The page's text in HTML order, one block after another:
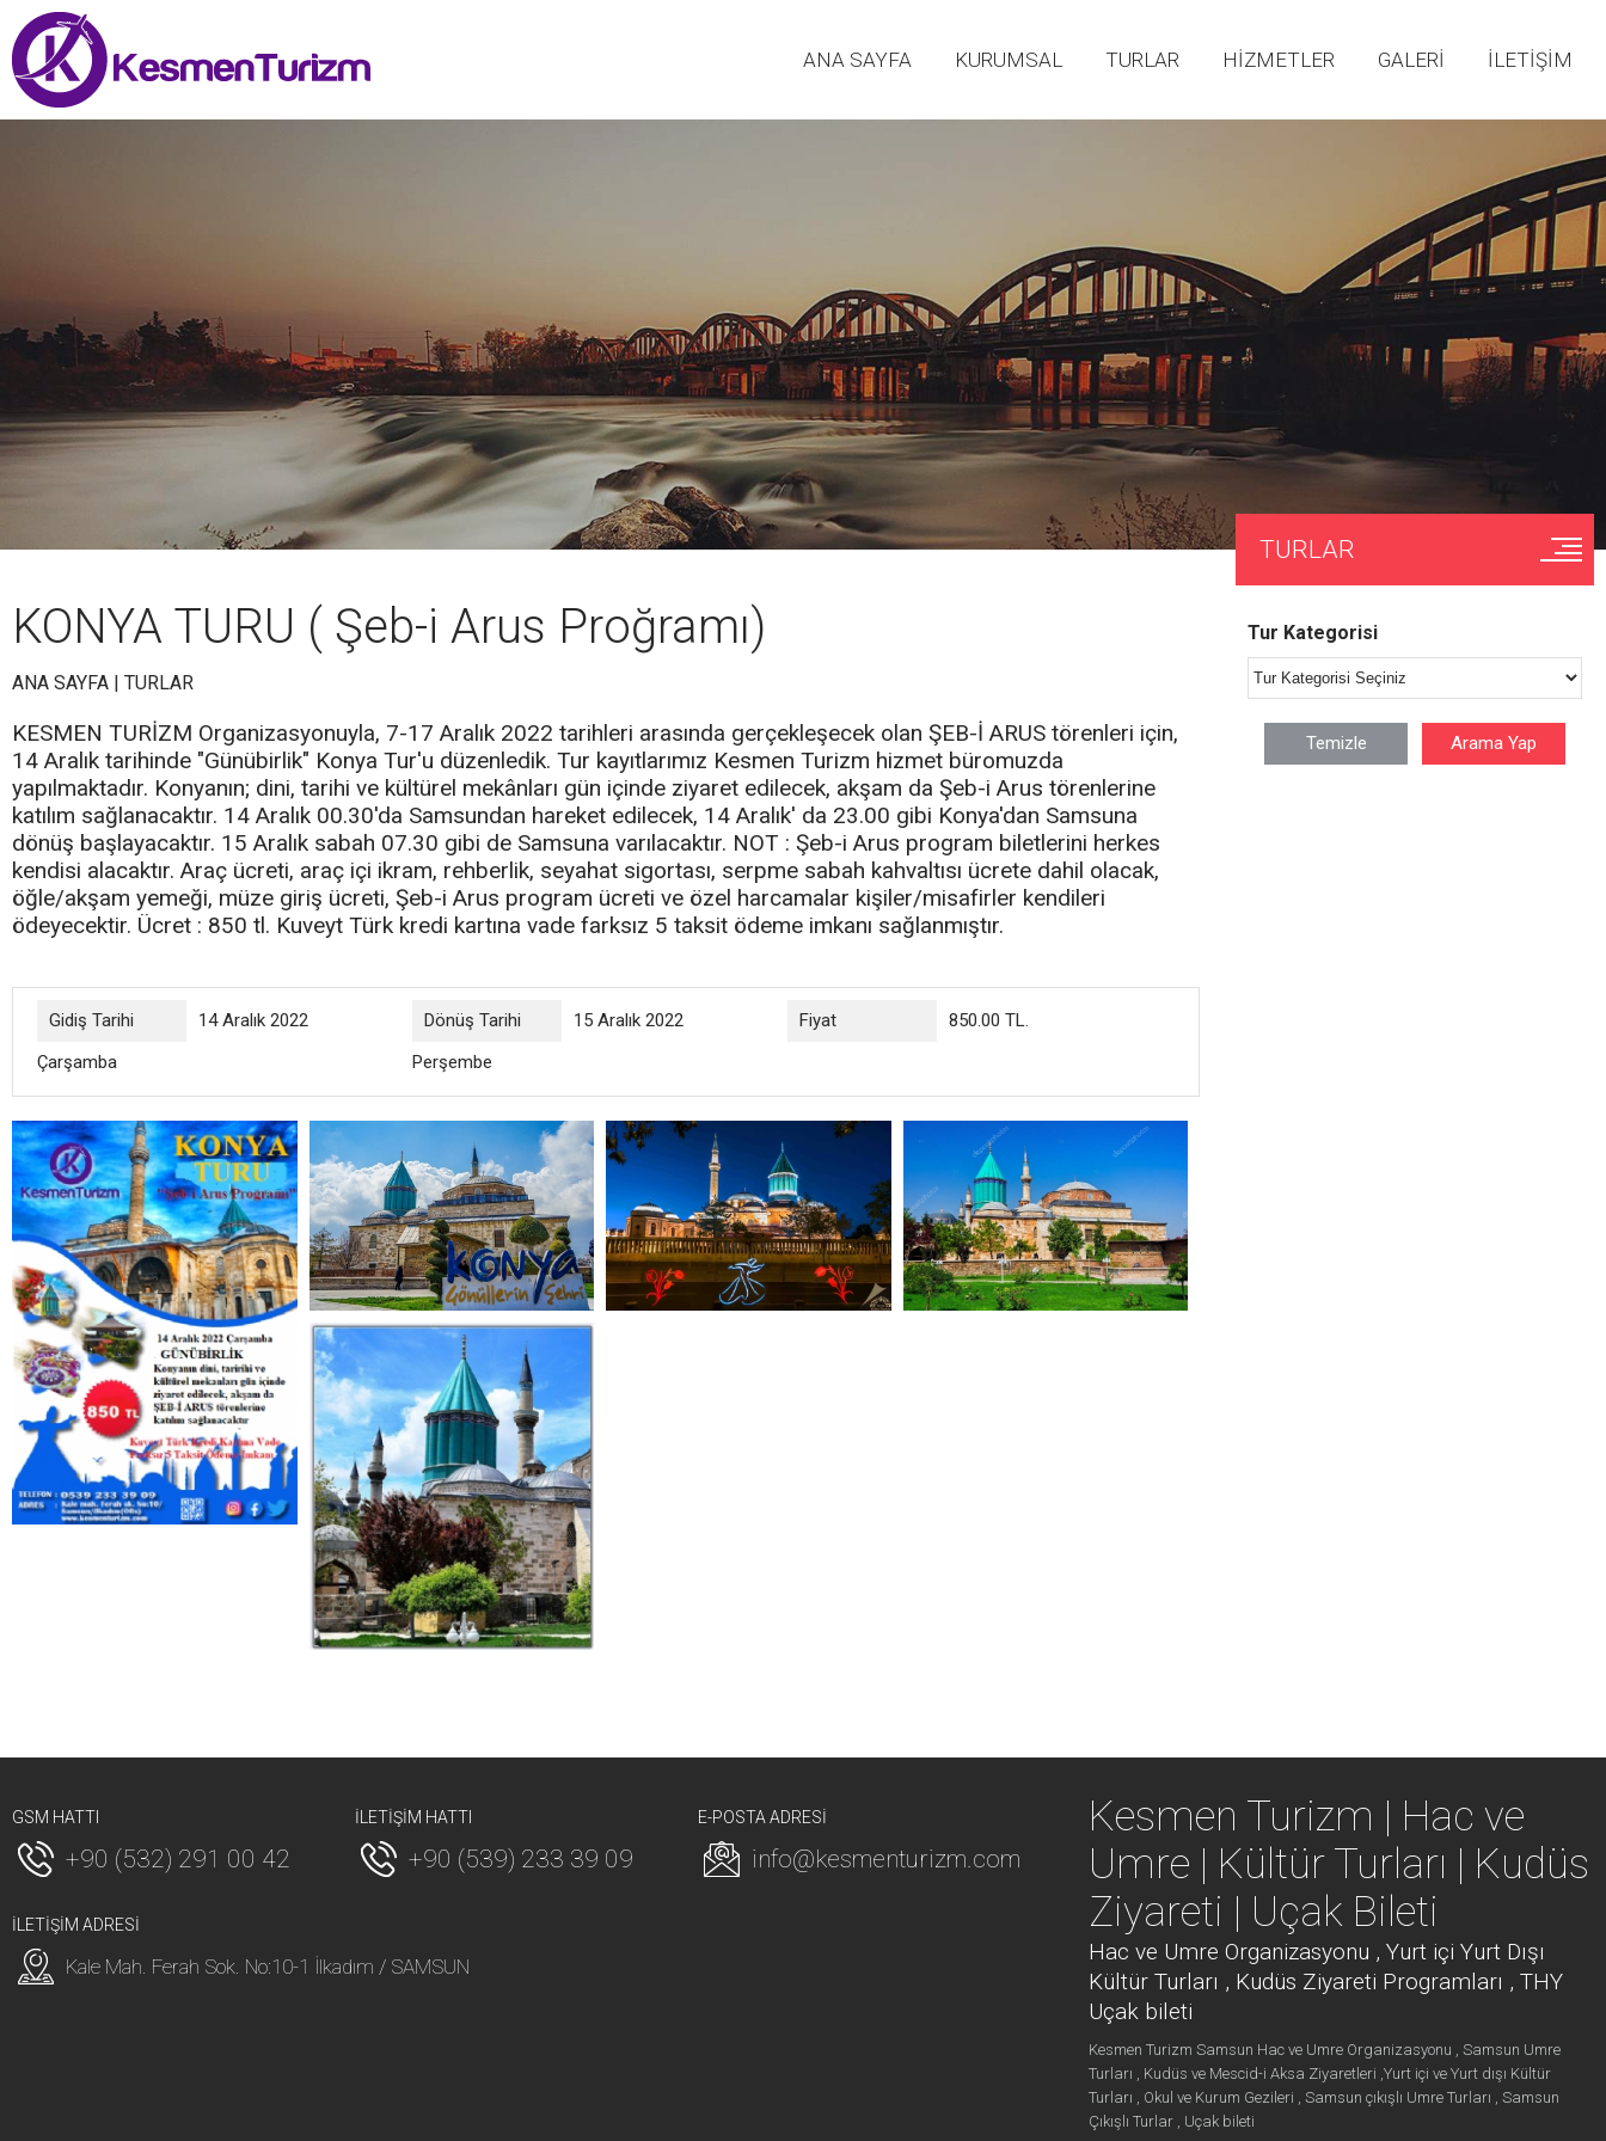
ANA SAYFA KURUMSAL TURLAR HİZMETLER GALERİ İLETİŞİM
TURLAR
KONYA TURU ( Şeb-i Arus Proğramı)
ANA SAYFA | TURLAR
KESMEN TURİZM Organizasyonuyla, 7-17 Aralık 2022 tarihleri arasında gerçekleşecek olan ŞEB-İ ARUS törenleri için,
14 Aralık tarihinde "Günübirlik" Konya Tur'u düzenledik. Tur kayıtlarımız Kesmen Turizm hizmet büromuzda
yapılmaktadır. Konyanın; dini, tarihi ve kültürel mekânları gün içinde ziyaret edilecek, akşam da Şeb-i Arus törenlerine
katılım sağlanacaktır. 14 Aralık 00.30'da Samsundan hareket edilecek, 14 Aralık' da 23.00 gibi Konya'dan Samsuna
dönüş başlayacaktır. 15 Aralık sabah 07.30 gibi de Samsuna varılacaktır. NOT : Şeb-i Arus program biletlerini herkes
kendisi alacaktır. Araç ücreti, araç içi ikram, rehberlik, seyahat sigortası, serpme sabah kahvaltısı ücrete dahil olacak,
öğle/akşam yemeği, müze giriş ücreti, Şeb-i Arus program ücreti ve özel harcamalar kişiler/misafirler kendileri
ödeyecektir. Ücret : 850 tl. Kuveyt Türk kredi kartına vade farksız 5 taksit ödeme imkanı sağlanmıştır.
Gidiş Tarihi
14 Aralık 2022
Çarşamba
Dönüş Tarihi
15 Aralık 2022
Perşembe
Fiyat 850.00 TL.
Tur Kategorisi
GSM HATTI
+90 (532) 291 00 42
İLETİŞİM HATTI
+90 (539) 233 39 09
E-POSTA ADRESİ
info@kesmenturizm.com
İLETİŞİM ADRESİ
Kale Mah. Ferah Sok. No:10-1 İlkadım / SAMSUN
Kesmen Turizm | Hac ve
Umre | Kültür Turları | Kudüs
Ziyareti | Uçak Bileti
Hac ve Umre Organizasyonu , Yurt içi Yurt Dışı
Kültür Turları , Kudüs Ziyareti Programları , THY
Uçak bileti
Kesmen Turizm Samsun Hac ve Umre Organizasyonu , Samsun Umre
Turları , Kudüs ve Mescid-i Aksa Ziyaretleri ,Yurt içi ve Yurt dışı Kültür
Turları , Okul ve Kurum Gezileri , Samsun çıkışlı Umre Turları , Samsun
Çıkışlı Turlar , Uçak bileti